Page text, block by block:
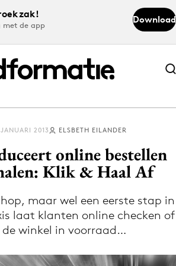
met de app
Download
Abonneer nu
Abonneer nu
nieuws via de Adformatie
Nieuws app
2013 ELSBETH EILANDER
online bestellen
Klik & Haal Af
maar wel een eerste stap in
laat klanten online checken of
winkel in voorraad…